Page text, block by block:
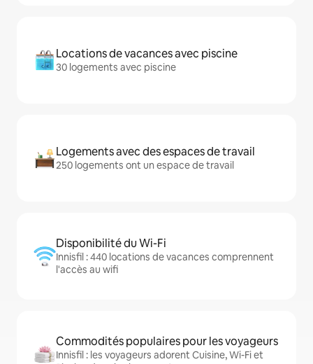
Locations de vacances avec piscine
30 logements avec piscine
Logements avec des espaces de travail
250 logements ont un espace de travail
Disponibilité du Wi-Fi
Innisfil : 440 locations de vacances comprennent
l'accès au wifi
Commodités populaires pour les voyageurs
Innisfil : les voyageurs adorent Cuisine, Wi-Fi et